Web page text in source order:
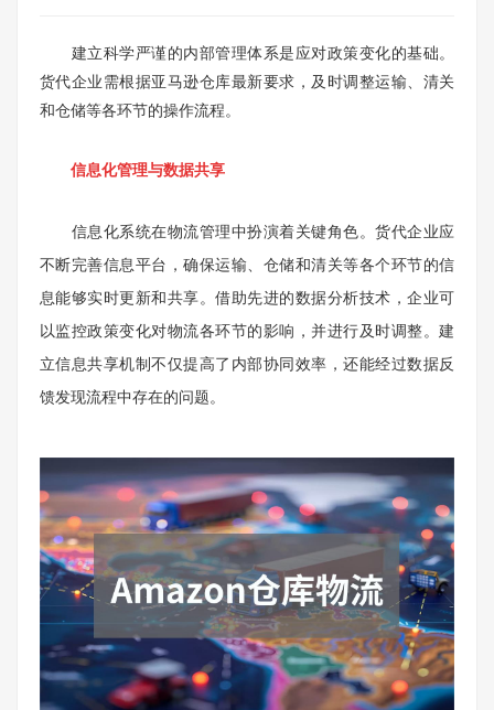
建立科学严谨的内部管理体系是应对政策变化的基础。
货代企业需根据亚马逊仓库最新要求，及时调整运输、清关
和仓储等各环节的操作流程。
信息化管理与数据共享
信息化系统在物流管理中扮演着关键角色。货代企业应
不断完善信息平台，确保运输、仓储和清关等各个环节的信
息能够实时更新和共享。借助先进的数据分析技术，企业可
以监控政策变化对物流各环节的影响，并进行及时调整。建
立信息共享机制不仅提高了内部协同效率，还能经过数据反
馈发现流程中存在的问题。